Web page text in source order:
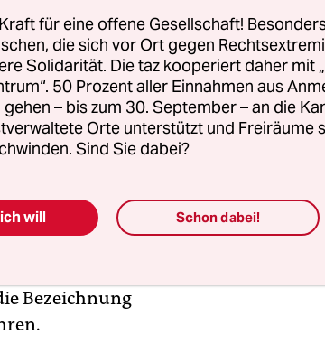
bis vor das
Ihr Unmut richtet
ein neues
nichtstaatliche
könnte zur Schließung
7,2 Millionen Forint (23.200
Bezeichnung
für eine offene Gesellschaft!
die sich vor Ort gegen
Solidarität. Die taz kooperiert daher mit
50 Prozent aller Einnahmen aus
gehen – bis zum 30. September – an die
Orte unterstützt und Freiräume
Sind Sie dabei?
will Schon dabei!